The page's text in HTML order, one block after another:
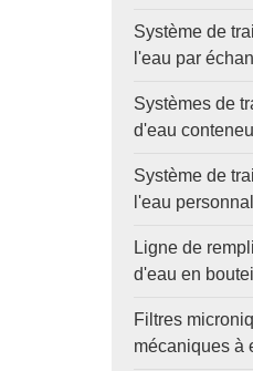
Système de
l'eau par
Systèmes de
d'eau
Système de
l'eau
Ligne de
d'eau en
Filtres
mécaniques à